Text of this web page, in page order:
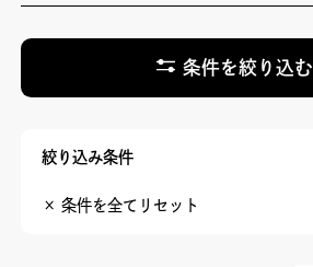
条件を絞り込む
絞り込み条件
× 条件を全てリセット